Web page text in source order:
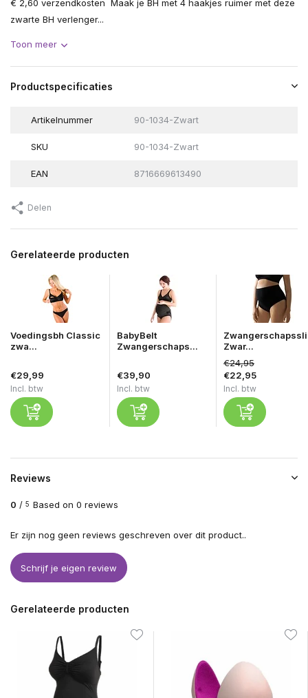
€ 2,60 verzendkosten Maak je BH met 4 haakjes ruimer met deze
zwarte BH verlenger...
Toon meer
Productspecificaties
Artikelnummer 90-1034-Zwart
SKU 90-1034-Zwart
EAN 8716669613490
Delen
Gerelateerde producten
Voedingsbh Classic
zwa...
€29,99
Incl. btw
BabyBelt
Zwangerschaps...
€39,90
Incl. btw
Zwar...
€24,95
€22,95
Incl. btw
Reviews
0 / 5 Based on 0 reviews
Er zijn nog geen reviews geschreven over dit product..
Schrijf je eigen review
Gerelateerde producten